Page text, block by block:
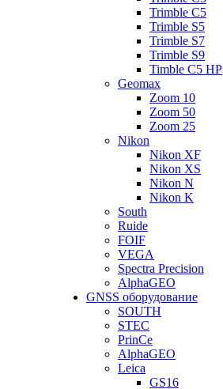
Trimble C5
Trimble S5
Trimble S7
Trimble S9
Timble C5 HP
Geomax
Zoom 10
Zoom 50
Zoom 25
Nikon
Nikon XF
Nikon XS
Nikon N
Nikon K
South
Ruide
FOIF
VEGA
Spectra Precision
AlphaGEO
GNSS оборудование
SOUTH
STEC
PrinCe
AlphaGEO
Leica
GS16